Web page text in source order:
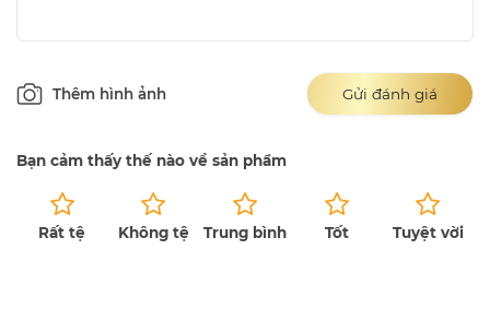
Thêm hình ảnh Gửi đánh giá
Bạn cảm thấy thế nào về sản phẩm
Rất tệ Không tệ Trung bình Tốt Tuyệt vời